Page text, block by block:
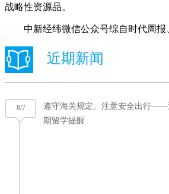
战略性资源品。
中新经纬微信公众号综自时代周报